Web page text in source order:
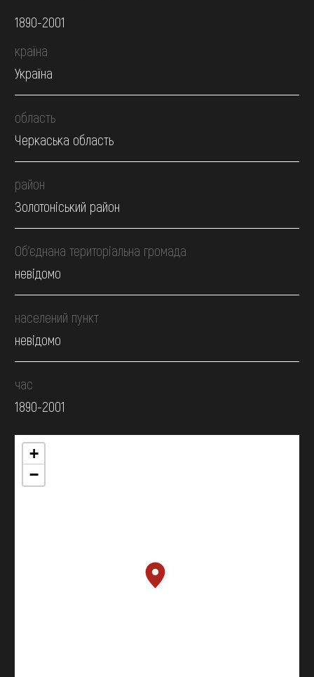
1890-2001
країна
Україна
область
Черкаська область
район
Золотоніський район
Об’єднана територіальна громада
невідомо
населений пункт
невідомо
час
1890-2001
+
−